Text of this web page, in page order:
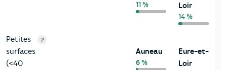
11 %
Loir
14 %
Petites
surfaces
(<40
?
Auneau
6 %
Eure-et-
Loir